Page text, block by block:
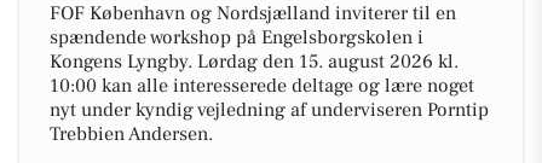
FOF København og Nordsjælland inviterer til en
spændende workshop på Engelsborgskolen i
Kongens Lyngby. Lørdag den 15. august 2026 kl.
10:00 kan alle interesserede deltage og lære noget
nyt under kyndig vejledning af underviseren Porntip
Trebbien Andersen.